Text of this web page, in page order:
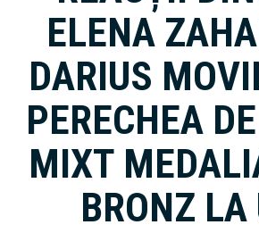
ELENA
DARIUS
PERECHEA
MIXT
BRONZ LA